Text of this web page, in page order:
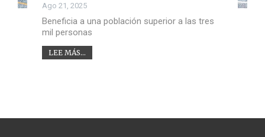
Ago 21, 2025
Beneficia a una población superior a las tres
mil personas
LEE MÁS...